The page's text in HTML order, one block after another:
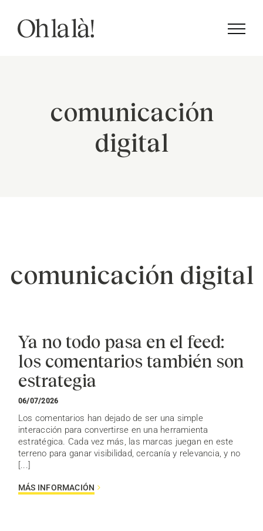
contenido
comunicación
digital
comunicación digital
Ya no todo pasa en el feed:
los comentarios también son
estrategia
06/07/2026
Los comentarios han dejado de ser una simple
interacción para convertirse en una herramienta
estratégica. Cada vez más, las marcas juegan en este
terreno para ganar visibilidad, cercanía y relevancia, y no
[...]
MÁS INFORMACIÓN